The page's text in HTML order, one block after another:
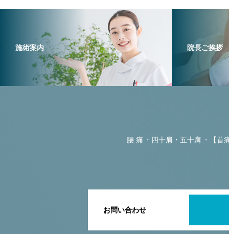
施術案内 院長ご挨拶
腰 痛 四十肩・五十肩 【首
お問い合わせ